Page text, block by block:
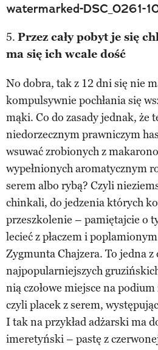
watermarked-DSC_0261-
5. Przez cały pobyt je się
ma się ich wcale dość
No dobra, tak z 12 dni się nie
kompulsywnie pochłania się
mąki. Co do zasady jednak, że
niedorzecznym prawniczym
wsuwać zrobionych z
wypełnionych aromatycznym
serem albo rybą? Czyli
chinkali, do jedzenia których
przeszkolenie – pamiętajcie o
lecieć z płaczem i
Zygmunta Chajzera. To jedna z
najpopularniejszych
nią czołowe miejsce na
czyli placek z serem,
I tak na przykład adżarski ma
imeretyński – pastę z